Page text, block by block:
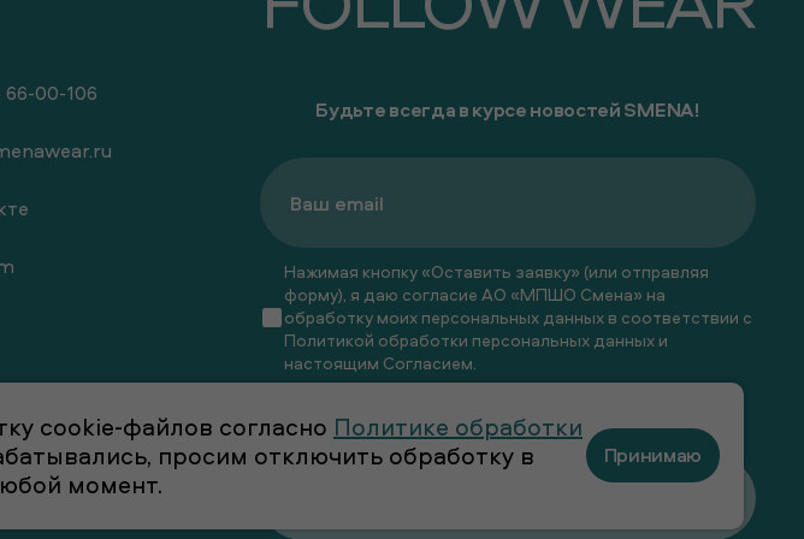
66-00-106
Будьте всегда в курсе новостей SMENA!
Нажимая кнопку «Оставить заявку» (или отправляя
форму), я даю согласие АО «МПШО Смена» на
обработку моих персональных данных в соответствии с
Политикой обработки персональных данных и
настоящим Согласием.
информационных рассылок
cookie-файлов согласно Политике обработки
просим отключить обработку в
момент.
Принимаю